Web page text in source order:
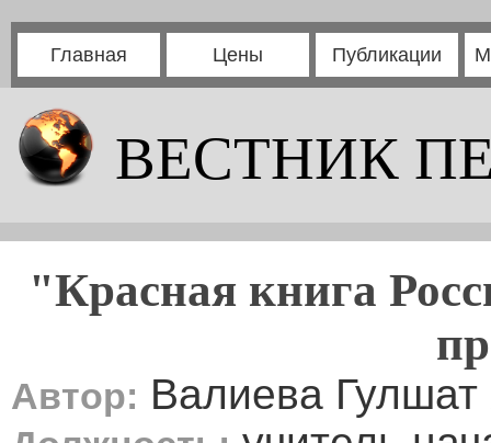
Главная Цены Публикации
ВЕСТНИК
"Красная книга
Автор: Валиева